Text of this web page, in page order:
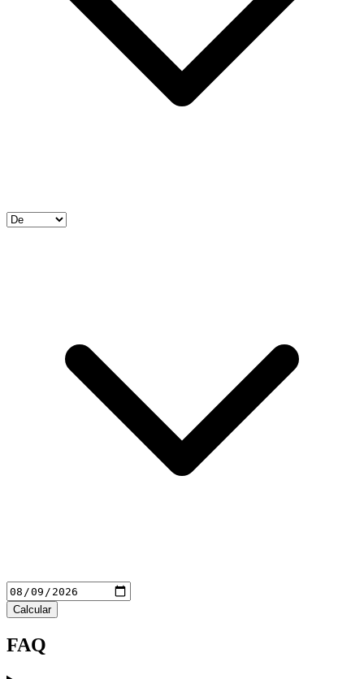
Calcular
FAQ